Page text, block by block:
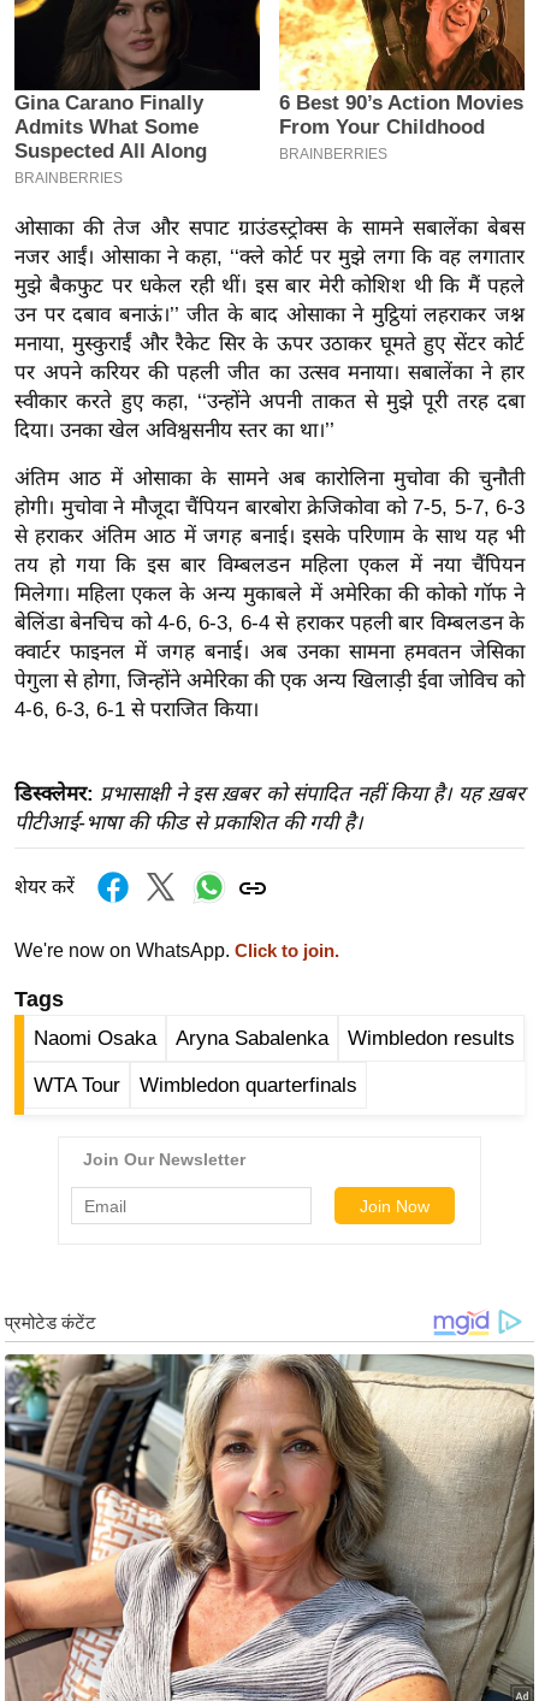
ई
-
पे
र
मि
सा
ल
बे
मि
ल
श
ख्सि
य
त
यं
ग
इं
सा
हि
ग
ऑ
टो
र्ल्ड
रं
ज
न
ज
ग
त
बॉ
ली
वु
ड
हॉ
ली
ओसाका की तेज और सपाट ग्राउंडस्ट्रोक्स के सामने सबालेंका बेबस
नजर आईं। ओसाका ने कहा, ‘‘क्ले कोर्ट पर मुझे लगा कि वह लगातार
मुझे बैकफुट पर धकेल रही थीं। इस बार मेरी कोशिश थी कि मैं पहले
उन पर दबाव बनाऊं।’’ जीत के बाद ओसाका ने मुट्ठियां लहराकर जश्न
मनाया, मुस्कुराईं और रैकेट सिर के ऊपर उठाकर घूमते हुए सेंटर कोर्ट
पर अपने करियर की पहली जीत का उत्सव मनाया। सबालेंका ने हार
स्वीकार करते हुए कहा, ‘‘उन्होंने अपनी ताकत से मुझे पूरी तरह दबा
दिया। उनका खेल अविश्वसनीय स्तर का था।’’
अंतिम आठ में ओसाका के सामने अब कारोलिना मुचोवा की चुनौती
होगी। मुचोवा ने मौजूदा चैंपियन बारबोरा क्रेजिकोवा को 7-5, 5-7, 6-3
से हराकर अंतिम आठ में जगह बनाई। इसके परिणाम के साथ यह भी
तय हो गया कि इस बार विम्बलडन महिला एकल में नया चैंपियन
मिलेगा। महिला एकल के अन्य मुकाबले में अमेरिका की कोको गॉफ ने
बेलिंडा बेनचिच को 4-6, 6-3, 6-4 से हराकर पहली बार विम्बलडन के
क्वार्टर फाइनल में जगह बनाई। अब उनका सामना हमवतन जेसिका
पेगुला से होगा, जिन्होंने अमेरिका की एक अन्य खिलाड़ी ईवा जोविच को
4-6, 6-3, 6-1 से पराजित किया।
डिस्क्लेमर: प्रभासाक्षी ने इस ख़बर को संपादित नहीं किया है। यह ख़बर
पीटीआई-भाषा की फीड से प्रकाशित की गयी है।
शेयर करें
We're now on WhatsApp. Click to join.
Tags
Naomi Osaka Aryna Sabalenka Wimbledon results
WTA Tour Wimbledon quarterfinals